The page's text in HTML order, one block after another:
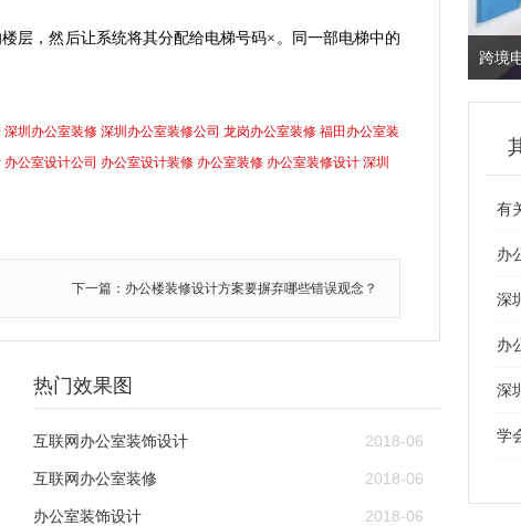
层，然后让系统将其分配给电梯号码×。同一部电梯中的
深圳办公室装修 深圳办公室装修公司 龙岗办公室装修 福田办公室装
办公室设计公司 办公室设计装修 办公室装修 办公室装修设计 深圳
下一篇：办公楼装修设计方案要摒弃哪些错误观念？
热门效果图
互联网办公室装饰设计 2018-06
互联网办公室装修 2018-06
办公室装饰设计 2018-06
跨境
有
办
深
办
深
学